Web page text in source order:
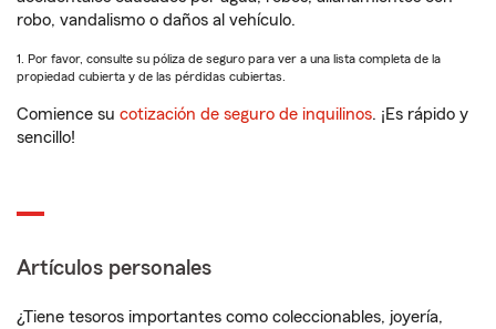
robo, vandalismo o daños al vehículo.
1. Por favor, consulte su póliza de seguro para ver a una lista completa de la
propiedad cubierta y de las pérdidas cubiertas.
Comience su cotización de seguro de inquilinos. ¡Es rápido y
sencillo!
Artículos personales
¿Tiene tesoros importantes como coleccionables, joyería,